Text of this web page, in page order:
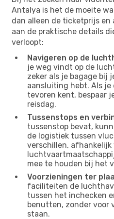
Antalya is het de moeite
dan alleen de ticketprijs
aan de praktische details
verloopt:
Navigeren op de
je weg vindt op de
zeker als je bagage bij
aansluiting hebt. Als
tevoren kent, bespaar
reisdag.
Tussenstops en
tussenstop bevat,
de logistiek tussen
verschillen,
mee te houden bij het
Voorzieningen ter
faciliteiten de
tussen het inchecken
benutten, zonder voor
staan.